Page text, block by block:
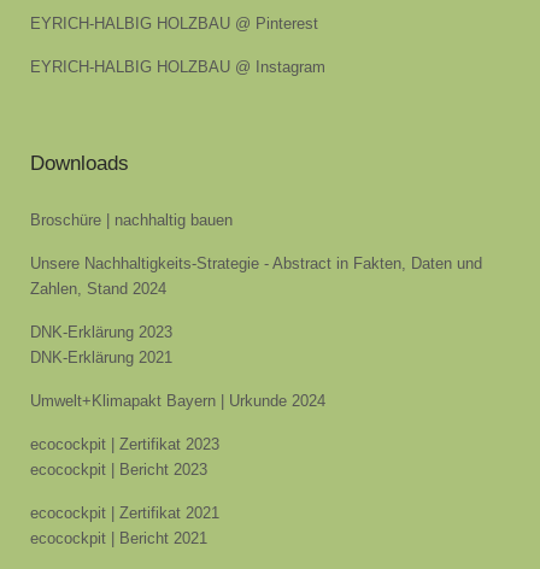
EYRICH-HALBIG HOLZBAU @ Pinterest
EYRICH-HALBIG HOLZBAU @ Instagram
Downloads
Broschüre | nachhaltig bauen
Unsere Nachhaltigkeits-Strategie - Abstract in Fakten, Daten und
Zahlen, Stand 2024
DNK-Erklärung 2023
DNK-Erklärung 2021
Umwelt+Klimapakt Bayern | Urkunde 2024
ecocockpit | Zertifikat 2023
ecocockpit | Bericht 2023
ecocockpit | Zertifikat 2021
ecocockpit | Bericht 2021